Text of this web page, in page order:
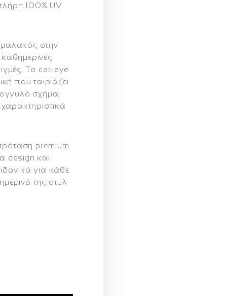
100% UV
μαλακός στην
Το cat‑eye
που ταιριάζει
σχήμα,
premium
design και
ιδανικά για κάθε
της στυλ